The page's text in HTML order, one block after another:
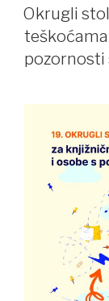
ON
Okrugli
pozornosti